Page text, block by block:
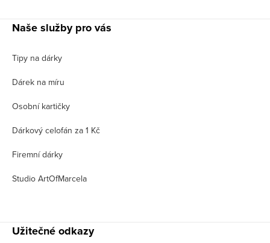
Naše služby pro vás
Tipy na dárky
Dárek na míru
Osobní kartičky
Dárkový celofán za 1 Kč
Firemní dárky
Studio ArtOfMarcela
Užitečné odkazy